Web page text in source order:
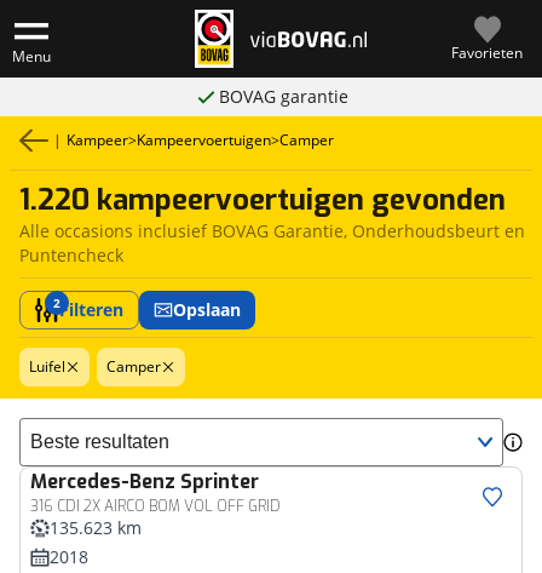
Menu Favorieten
BOVAG garantie
| Kampeer>Kampeervoertuigen>Camper
1.220 kampeervoertuigen gevonden
Alle occasions inclusief BOVAG Garantie, Onderhoudsbeurt en
Puntencheck
2Filteren Opslaan
Luifel Camper
Sorteer resultaten
Mercedes-Benz Sprinter
316 CDI 2X AIRCO BOM VOL OFF GRID
135.623 km
2018